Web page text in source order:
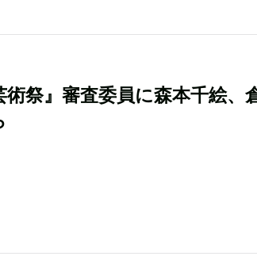
術祭』審査委員に森本千絵、